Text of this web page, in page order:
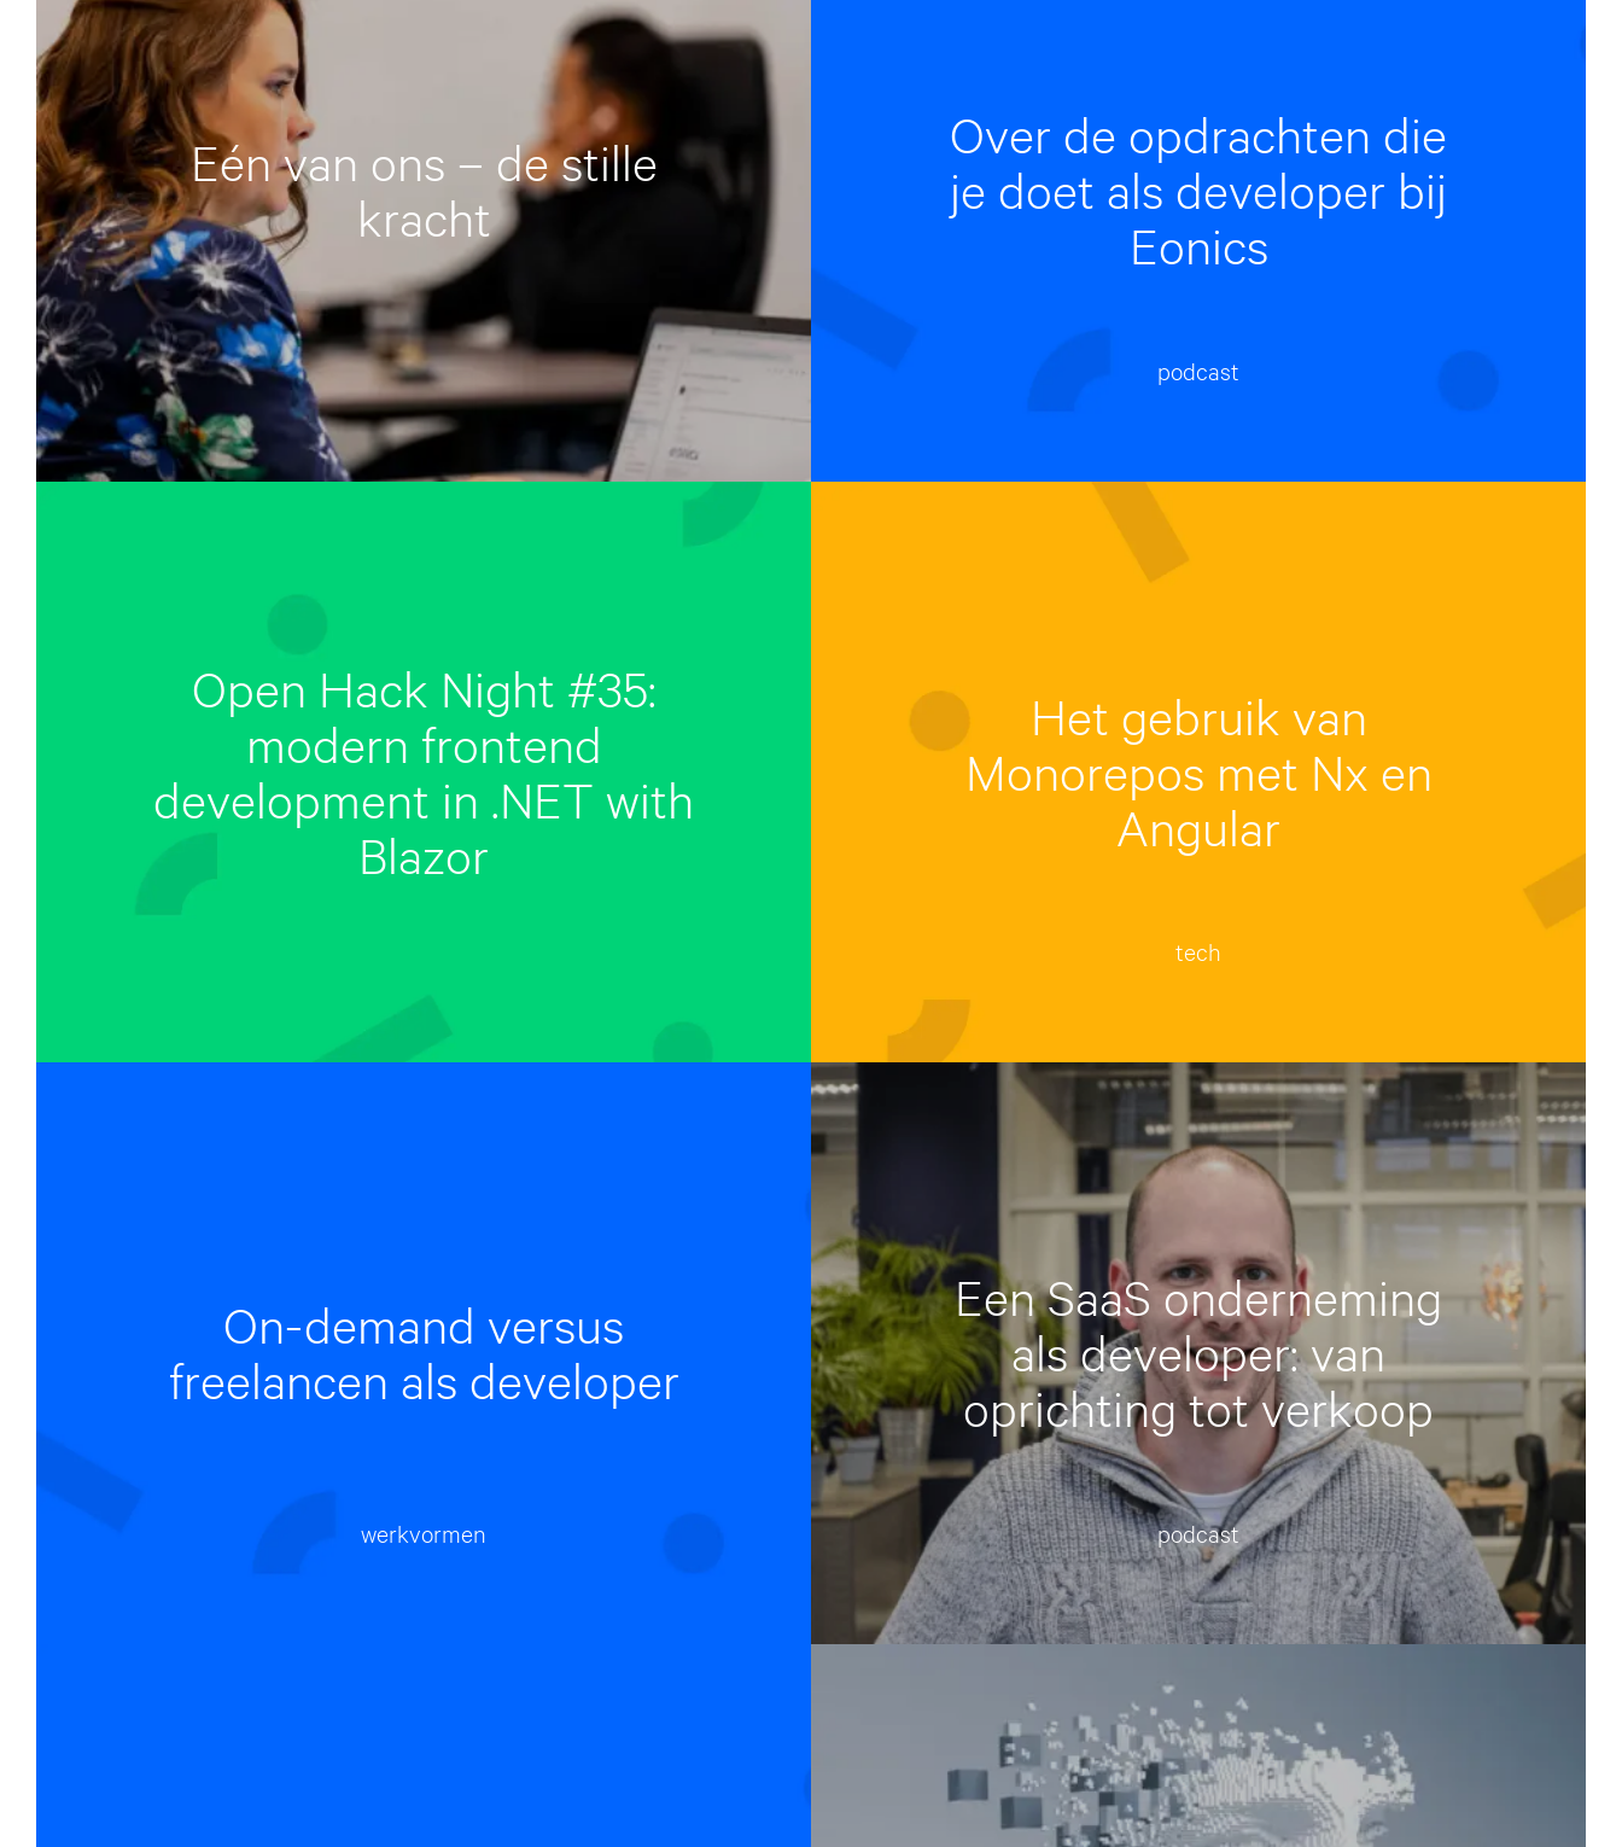
Eén van ons – de stille
kracht
Over de opdrachten die
je doet als developer bij
Eonics
podcast
Open Hack Night #35:
modern frontend
development in .NET with
Blazor
Het gebruik van
Monorepos met Nx en
Angular
tech
On-demand versus
freelancen als developer
werkvormen
Een SaaS onderneming
als developer: van
oprichting tot verkoop
podcast